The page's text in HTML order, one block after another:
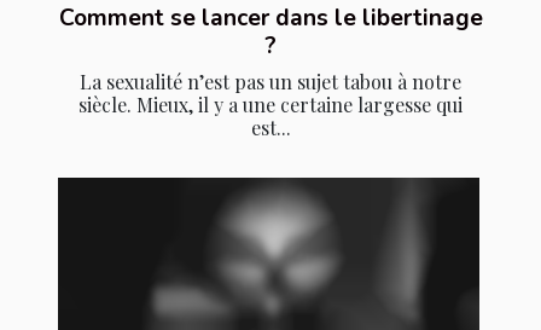
Comment se lancer dans le libertinage
?
La sexualité n’est pas un sujet tabou à notre
siècle. Mieux, il y a une certaine largesse qui
est...